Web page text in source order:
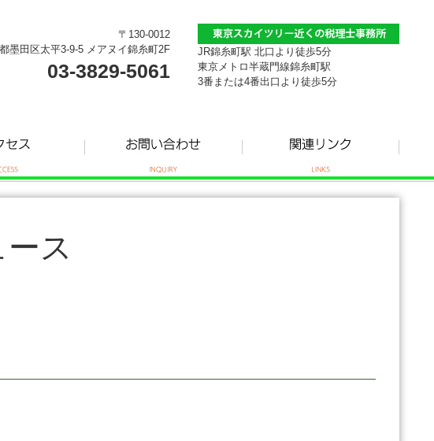
〒130-0012
墨田区太平3-9-5 メアヌイ錦糸町2F
03-3829-5061
JR錦糸町駅 北口より徒歩5分
東京メトロ半蔵門線錦糸町駅
3番または4番出口より徒歩5分
ス